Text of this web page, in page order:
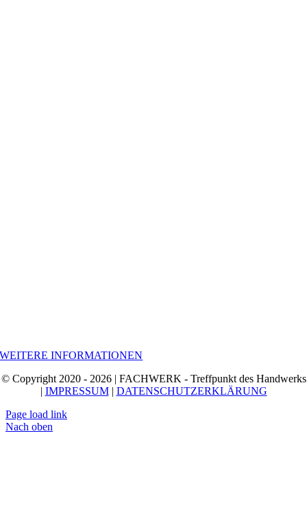
WEITERE INFORMATIONEN
© Copyright 2020 - 2026 | FACHWERK - Treffpunkt des Handwerks
| IMPRESSUM| DATENSCHUTZERKLÄRUNG
Page load link
Nach oben